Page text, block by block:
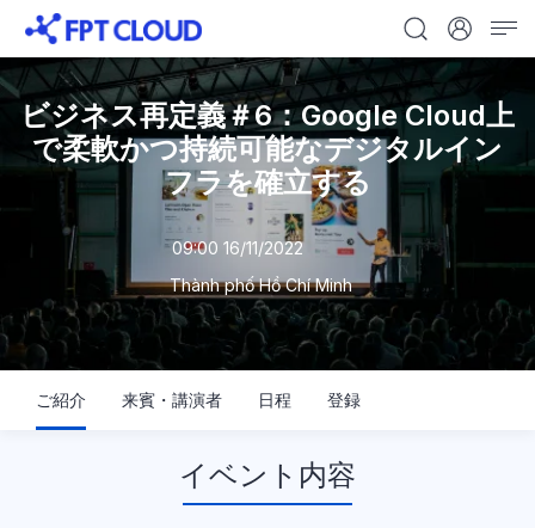
ビジネス再定義＃6：Google Cloud上
で柔軟かつ持続可能なデジタルイン
フラを確立する
09:00 16/11/2022
Thành phố Hồ Chí Minh
ご紹介 来賓・講演者 日程 登録
イベント内容